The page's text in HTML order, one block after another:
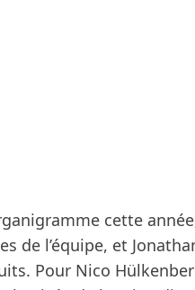
cette
de l’équipe, et
Pour Nico